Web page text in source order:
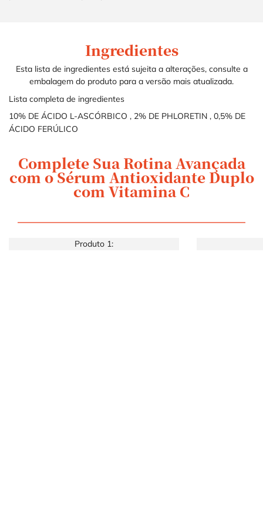
Ingredientes
Esta lista de ingredientes está sujeita a alterações, consulte a
embalagem do produto para a versão mais atualizada.
Lista completa de ingredientes
10% DE ÁCIDO L-ASCÓRBICO , 2% DE PHLORETIN , 0,5% DE
ÁCIDO FERÚLICO
COMPLETE SUA ROTINA
Complete Sua Rotina Avançada
com o Sérum Antioxidante Duplo
com Vitamina C
Produto 1: